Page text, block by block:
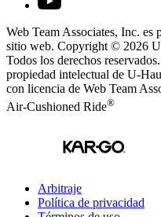
Web Team Associates, Inc. es
sitio web. Copyright © 2026
Todos los derechos reservados.
propiedad intelectual de U-
con licencia de Web Team
Air-Cushioned Ride®
Arbitraje
Política de privacidad